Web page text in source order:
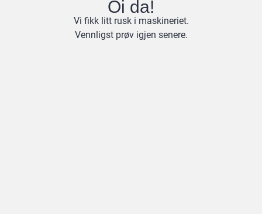
Oi da!
Vi fikk litt rusk i maskineriet.
Vennligst prøv igjen senere.